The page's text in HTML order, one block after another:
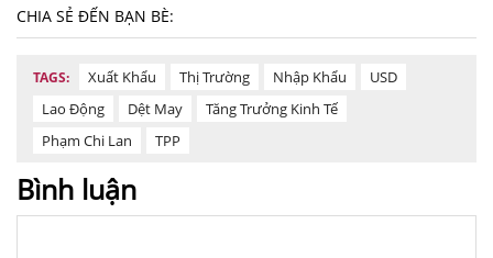
CHIA SẺ ĐẾN BẠN BÈ:
TAGS: Xuất Khẩu Thị Trường Nhập Khẩu
USD
Lao Động
Dệt May
Tăng Trưởng Kinh Tế
Phạm Chi Lan
TPP
Bình luận